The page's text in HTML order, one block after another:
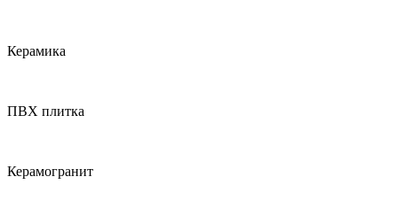
Керамика
ПВХ плитка
Керамогранит